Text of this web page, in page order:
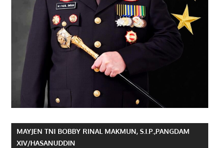
MAYJEN TNI BOBBY RINAL MAKMUN, S.I.P.,PANGDAM
XIV/HASANUDDIN